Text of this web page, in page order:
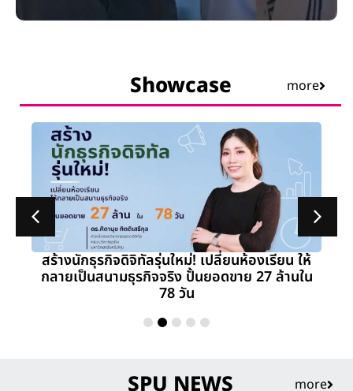
Showcase more
สร้างนักธุรกิจดิจิทัลรุ่นใหม่! เปลี่ยนห้องเรียน ให้
กลายเป็นสนามธุรกิจจริง ปั้นยอดขาย 27 ล้านใน
78 วัน
more